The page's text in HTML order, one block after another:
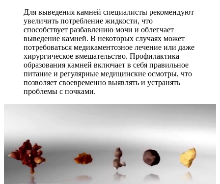
Для выведения камней специалисты рекомендуют
увеличить потребление жидкости, что
способствует разбавлению мочи и облегчает
выведение камней. В некоторых случаях может
потребоваться медикаментозное лечение или даже
хирургическое вмешательство. Профилактика
образования камней включает в себя правильное
питание и регулярные медицинские осмотры, что
позволяет своевременно выявлять и устранять
проблемы с почками.